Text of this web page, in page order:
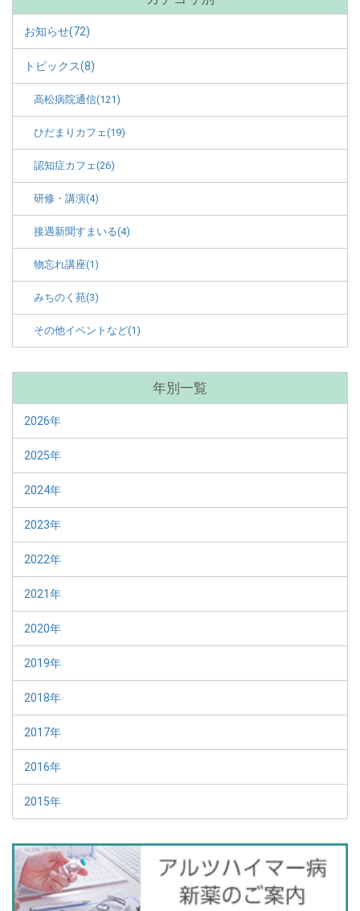
お知らせ(72)
トピックス(8)
高松病院通信(121)
ひだまりカフェ(19)
認知症カフェ(26)
研修・講演(4)
接遇新聞すまいる(4)
物忘れ講座(1)
みちのく苑(3)
その他イベントなど(1)
年別一覧
2026年
2025年
2024年
2023年
2022年
2021年
2020年
2019年
2018年
2017年
2016年
2015年
バ
ナ
ー